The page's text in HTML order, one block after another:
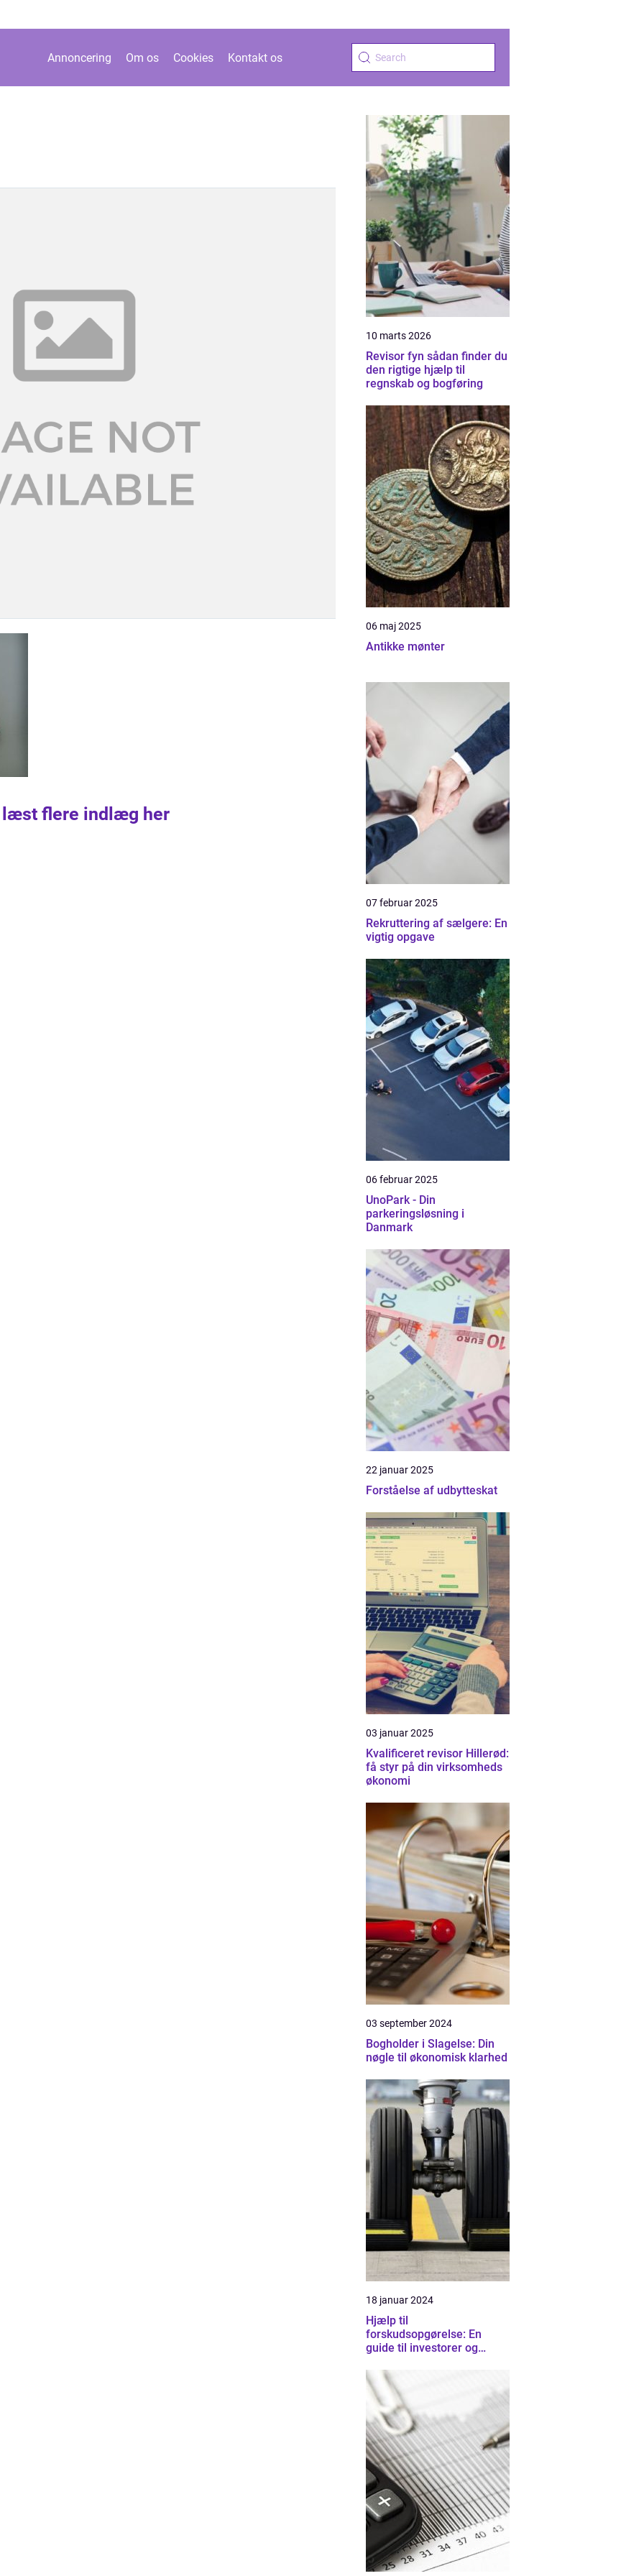
Annoncering Om os Cookies Kontakt os
læst flere indlæg her
10 marts 2026
Revisor fyn sådan finder du
den rigtige hjælp til
regnskab og bogføring
06 maj 2025
Antikke mønter
07 februar 2025
Rekruttering af sælgere: En
vigtig opgave
06 februar 2025
UnoPark - Din
parkeringsløsning i
Danmark
22 januar 2025
Forståelse af udbytteskat
03 januar 2025
Kvalificeret revisor Hillerød:
få styr på din virksomheds
økonomi
03 september 2024
Bogholder i Slagelse: Din
nøgle til økonomisk klarhed
18 januar 2024
Hjælp til
forskudsopgørelse: En
guide til investorer og